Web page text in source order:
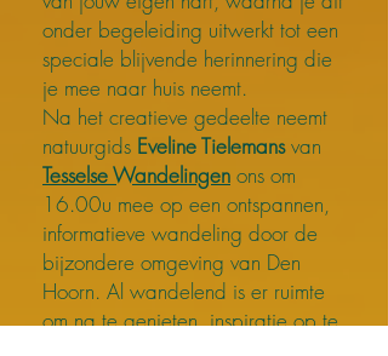
onder begeleiding uitwerkt tot een
speciale blijvende herinnering die
je mee naar huis neemt.
Na het creatieve gedeelte neemt
natuurgids Eveline Tielemansvan
Tesselse Wandelingen ons om
16.00u mee op een ontspannen,
informatieve wandeling door de
bijzondere omgeving van Den
Hoorn. Al wandelend is er ruimte
om na te genieten, inspiratie op te